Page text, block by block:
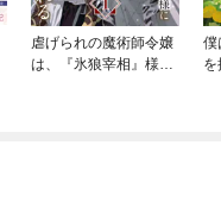
虐げられの魔術師令嬢
は、『氷狼宰相』様に
僕
を